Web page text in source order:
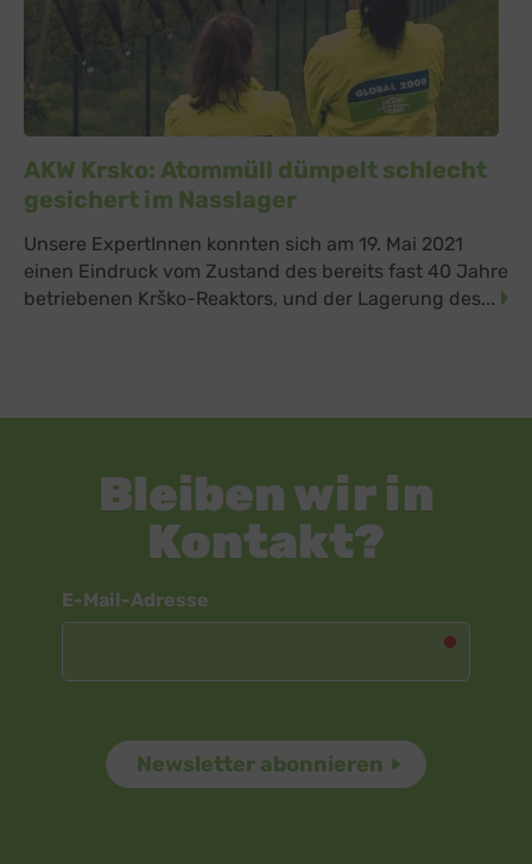
AKW Krsko: Atommüll dümpelt schlecht
gesichert im Nasslager
Unsere ExpertInnen konnten sich am 19. Mai 2021
einen Eindruck vom Zustand des bereits fast 40 Jahre
betriebenen Krško-Reaktors, und der Lagerung des...
Bleiben wir in
Kontakt?
E-Mail-Adresse